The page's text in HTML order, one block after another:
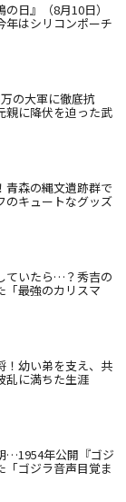
日』（8月10日）
年はシリコンポーチ
の大軍に徹底抗
親に降伏を迫った武
青森の縄文遺跡群で
のキュートなグッズ
ていたら…？秀吉の
「最強のカリスマ
！幼い弟を支え、共
乱に満ちた生涯
…1954年公開『ゴジ
「ゴジラ音声目覚ま